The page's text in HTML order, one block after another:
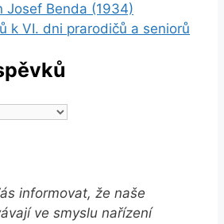
Josef Benda (1934)
k VI. dni prarodičů a seniorů
informovat, že naše
ve smyslu nařízení